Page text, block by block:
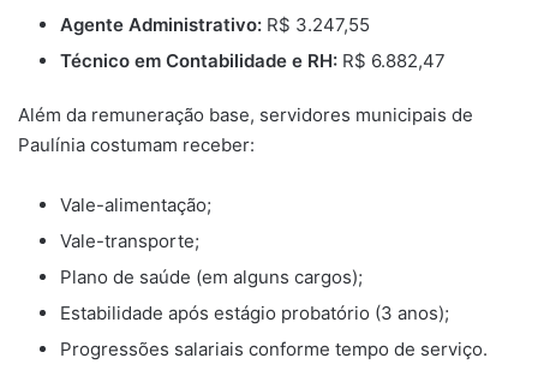
Agente Administrativo: R$ 3.247,55
Técnico em Contabilidade e RH: R$ 6.882,47
Além da remuneração base, servidores municipais de
Paulínia costumam receber:
Vale-alimentação;
Vale-transporte;
Plano de saúde (em alguns cargos);
Estabilidade após estágio probatório (3 anos);
Progressões salariais conforme tempo de serviço.